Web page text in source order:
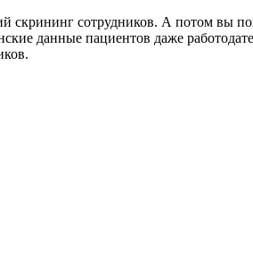
сотрудников. А потом вы
данные пациентов даже